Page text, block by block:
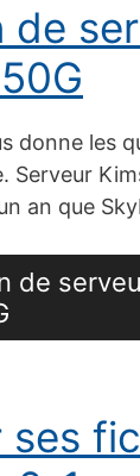
de
donne les
Serveur
an que
de
ses